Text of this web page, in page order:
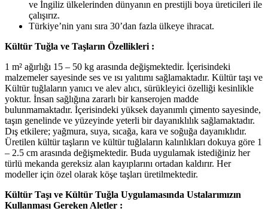
ve İngiliz ülkelerinden dünyanın en prestijli boya üreticileri ile
çalışırız.
Türkiye’nin yanı sıra 30’dan fazla ülkeye ihracat.
Kültür Tuğla ve Taşların Özellikleri :
1 m² ağırlığı 15 – 50 kg arasında değişmektedir. İçerisindeki
malzemeler sayesinde ses ve ısı yalıtımı sağlamaktadır. Kültür taşı ve
Kültür tuğlaların yanıcı ve alev alıcı, sürükleyici özelliği kesinlikle
yoktur. İnsan sağlığına zararlı bir kanserojen madde
bulunmamaktadır. İçerisindeki yüksek dayanımlı çimento sayesinde,
taşın genelinde ve yüzeyinde yeterli bir dayanıklılık sağlamaktadır.
Dış etkilere; yağmura, suya, sıcağa, kara ve soğuğa dayanıklıdır.
Üretilen kültür taşların ve kültür tuğlaların kalınlıkları dokuya göre 1
– 2.5 cm arasında değişmektedir. Buda uygulamak istediğiniz her
türlü mekanda gereksiz alan kayıplarını ortadan kaldırır. Her
modeller için özel olarak köşe taşları üretilmektedir.
Kültür Taşı ve Kültür Tuğla Uygulamasında Ustalarımızın
Kullanması Gereken Aletler :